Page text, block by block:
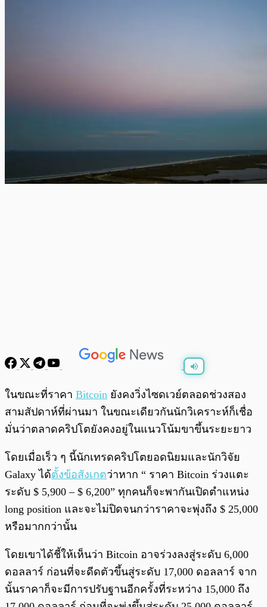
พร้อมเล่น 0:00/
ในขณะที่ราคา Bitcoin ยังคงวิ่งไซดเวย์ตลอดช่วงสอง
สามสัปดาห์ที่ผ่านมา ในขณะเดียวกันนักวิเคราะห์ก็เชื่อ
มั่นว่าตลาดคริปโตยังคงอยู่ในแนวโน้มขาขึ้นระยะยาว
โดยเมื่อเร็ว ๆ นี้นักเทรดคริปโตยอดนิยมและนักวิจัย
Galaxy ได้ตั้งข้อสังเกตว่าหาก “ ราคา Bitcoin ร่วงแตะ
ระดับ $ 5,900 – $ 6,200” ทุกคนก็จะพากันเปิดตำแหน่ง
long position และจะไม่ปิดจนกว่าราคาจะพุ่งถึง $ 25,000
หรือมากกว่านั้น
โดยเขาได้ชี้ให้เห็นว่า Bitcoin อาจร่วงลงสู่ระดับ 6,000
ดอลลาร์ ก่อนที่จะดีดตัวขึ้นสู่ระดับ 17,000 ดอลลาร์ จาก
นั้นราคาก็จะมีการปรับฐานอีกครั้งที่ระหว่าง 15,000 ถึง